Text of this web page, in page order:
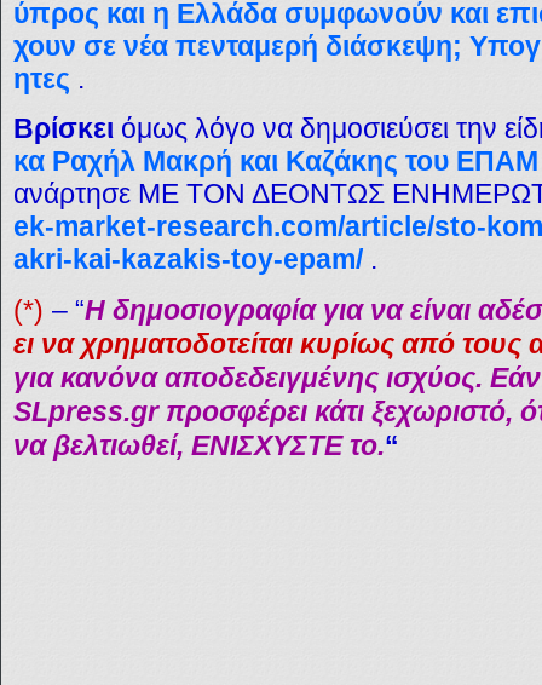
ύπρος και η Ελλάδα συμφωνούν και
χουν σε νέα πενταμερή διάσκεψη;
ητες .
Βρίσκει όμως λόγο να δημοσιεύσει την
κα Ραχήλ Μακρή και Καζάκης του ΕΠΑΜ
ανάρτησε ΜΕ ΤΟΝ ΔΕΟΝΤΩΣ
ek-market-research.com/article/sto-
akri-kai-kazakis-toy-epam/ .
(*) – “Η δημοσιογραφία για να είναι
ει να χρηματοδοτείται κυρίως από τους
για κανόνα αποδεδειγμένης ισχύος. Εάν
SLpress.gr προσφέρει κάτι ξεχωριστό,
να βελτιωθεί, ΕΝΙΣΧΥΣΤΕ το.“